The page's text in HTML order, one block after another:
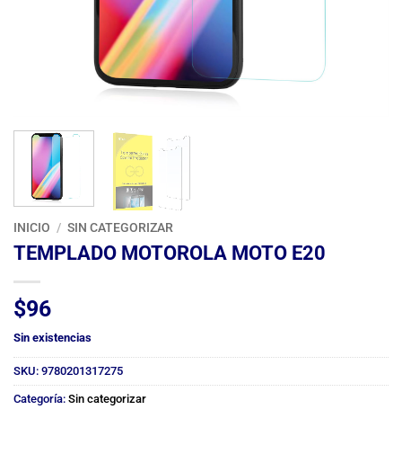
INICIO / SIN CATEGORIZAR
TEMPLADO MOTOROLA MOTO E20
$96
Sin existencias
SKU: 9780201317275
Categoría: Sin categorizar